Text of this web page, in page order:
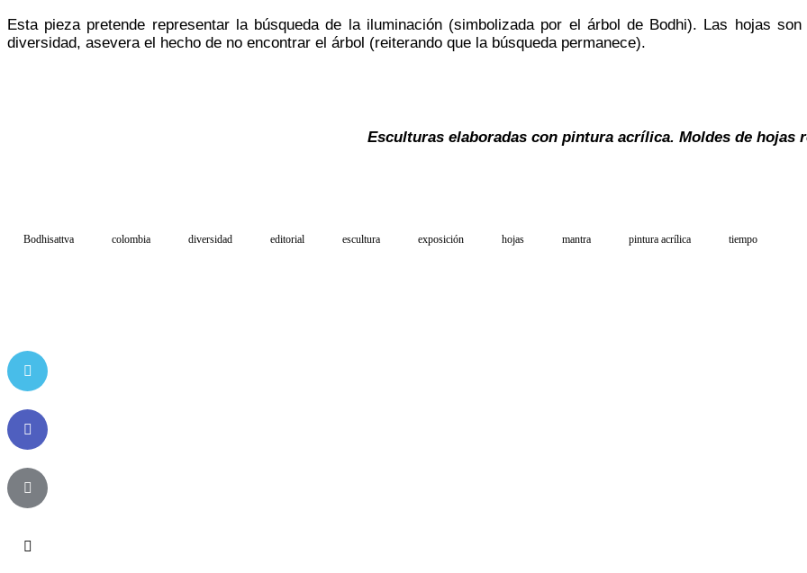
Esta pieza pretende representar la búsqueda de la iluminación (simbolizada por el árbol de Bodhi). Las hojas
diversidad, asevera el hecho de no encontrar el árbol (reiterando que la búsqueda permanece).
Esculturas elaboradas con pintura acrílica. Moldes de hojas
Bodhisattva colombia diversidad editorial escultura exposición hojas mantra pintura acrílica tiempo